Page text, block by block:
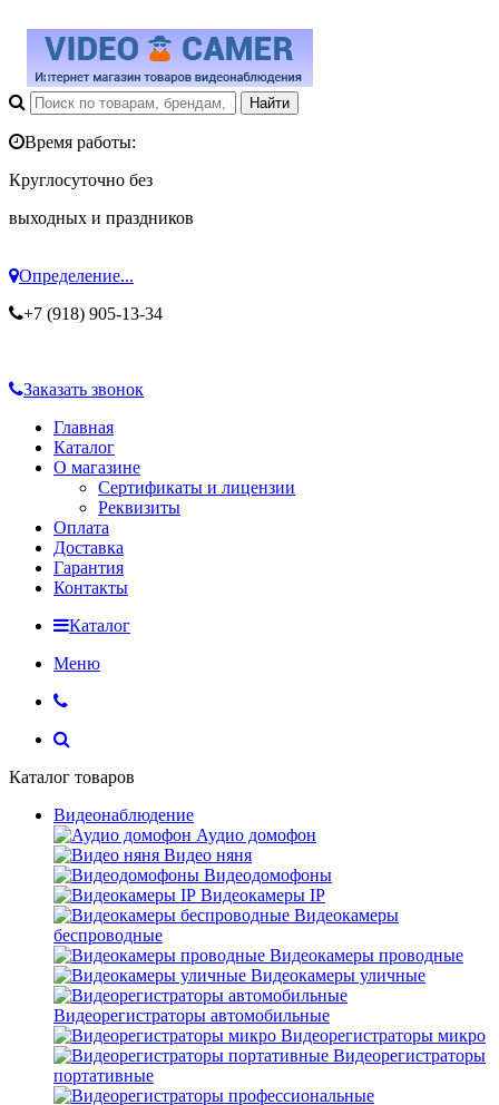
Время работы:
Круглосуточно без
выходных и праздников
Определение...
+7 (918) 905-13-34
Заказать звонок
Главная
Каталог
О магазине
Сертификаты и лицензии
Реквизиты
Оплата
Доставка
Гарантия
Контакты
Каталог
Меню
Каталог товаров
Видеонаблюдение
Аудио домофон
Видео няня
Видеодомофоны
Видеокамеры IP
Видеокамеры
беспроводные
Видеокамеры проводные
Видеокамеры уличные
Видеорегистраторы автомобильные
Видеорегистраторы микро
Видеорегистраторы
портативные